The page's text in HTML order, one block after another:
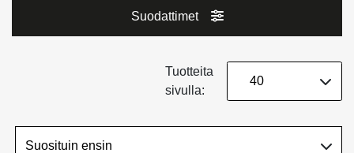
Suodattimet
Tuotteita
sivulla: